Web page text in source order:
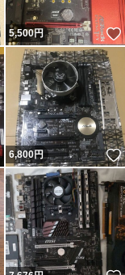
いいね！
5,500円
いいね！
6,800円